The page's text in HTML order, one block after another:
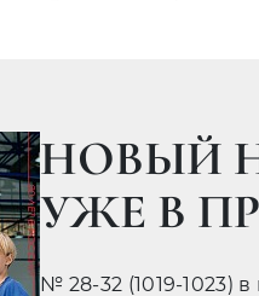
НОВЫЙ
УЖЕ В
№ 28-32 (1019-1023)